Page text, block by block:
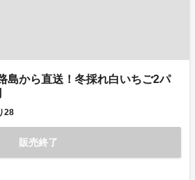
島から直送！冬採れ白いちご2パ
28
販売終了